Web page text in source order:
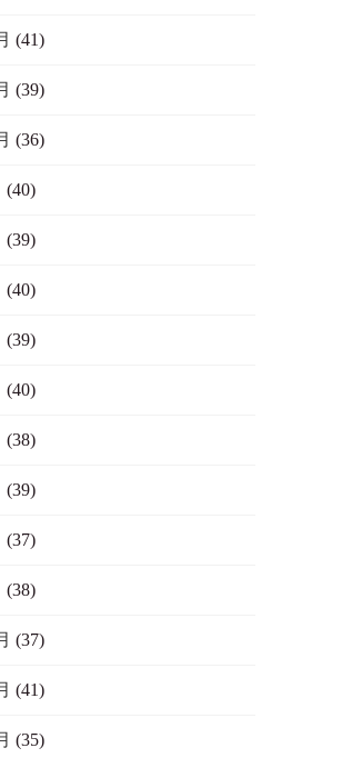
(41)
(39)
(36)
(40)
(39)
(40)
(39)
(40)
(38)
(39)
(37)
(38)
(37)
(41)
(35)